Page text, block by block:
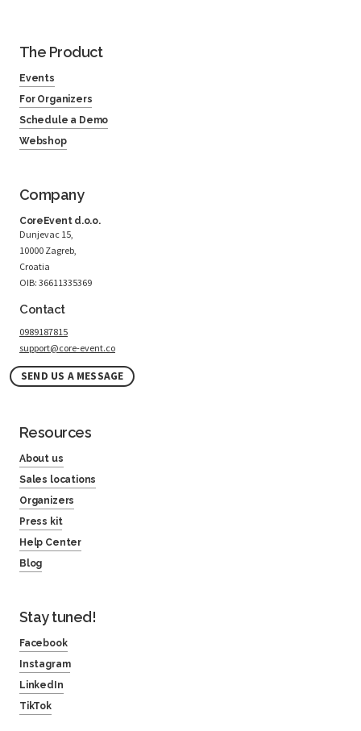
The Product
Events
For Organizers
Schedule a Demo
Webshop
Company
CoreEvent d.o.o.
Dunjevac 15,
10000 Zagreb,
Croatia
OIB: 36611335369
Contact
0989187815
support@core-event.co
SEND US A MESSAGE
Resources
About us
Sales locations
Organizers
Press kit
Help Center
Blog
Stay tuned!
Facebook
Instagram
LinkedIn
TikTok